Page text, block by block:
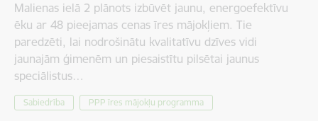
Malienas ielā 2 plānots izbūvēt jaunu, energoefektīvu
ēku ar 48 pieejamas cenas īres mājokļiem. Tie
paredzēti, lai nodrošinātu kvalitatīvu dzīves vidi
jaunajām ģimenēm un piesaistītu pilsētai jaunus
speciālistus…
Sabiedrība PPP īres mājokļu programma